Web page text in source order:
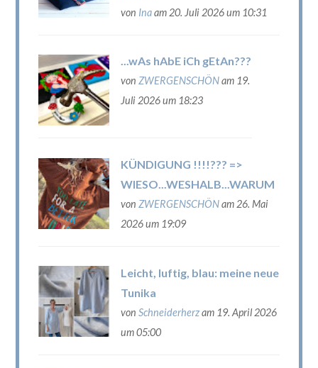
von Inaam 20. Juli 2026 um 10:31
...wAs hAbE iCh gEtAn???
von ZWERGENSCHÖNam 19.
Juli 2026 um 18:23
KÜNDIGUNG !!!!??? =>
WIESO...WESHALB...WARUM
von ZWERGENSCHÖNam 26. Mai
2026 um 19:09
Leicht, luftig, blau: meine neue
Tunika
von Schneiderherzam 19. April 2026
um 05:00